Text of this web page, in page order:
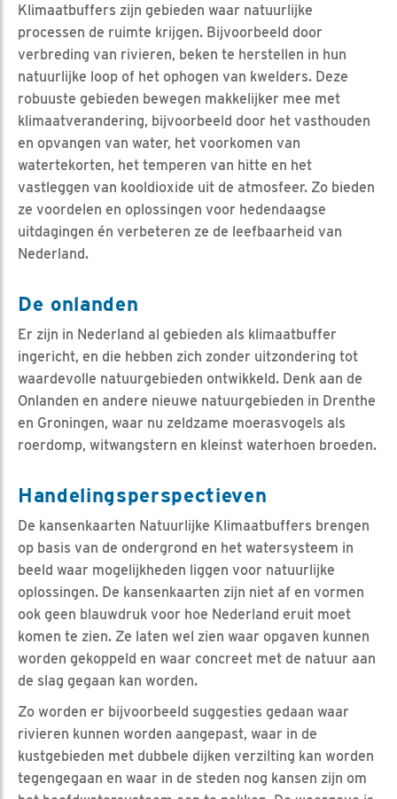
Klimaatbuffers zijn gebieden waar natuurlijke
processen de ruimte krijgen. Bijvoorbeeld door
verbreding van rivieren, beken te herstellen in hun
natuurlijke loop of het ophogen van kwelders. Deze
robuuste gebieden bewegen makkelijker mee met
klimaatverandering, bijvoorbeeld door het vasthouden
en opvangen van water, het voorkomen van
watertekorten, het temperen van hitte en het
vastleggen van kooldioxide uit de atmosfeer. Zo bieden
ze voordelen en oplossingen voor hedendaagse
uitdagingen én verbeteren ze de leefbaarheid van
Nederland.
De onlanden
Er zijn in Nederland al gebieden als klimaatbuffer
ingericht, en die hebben zich zonder uitzondering tot
waardevolle natuurgebieden ontwikkeld. Denk aan de
Onlanden en andere nieuwe natuurgebieden in Drenthe
en Groningen, waar nu zeldzame moerasvogels als
roerdomp, witwangstern en kleinst waterhoen broeden.
Handelingsperspectieven
De kansenkaarten Natuurlijke Klimaatbuffers brengen
op basis van de ondergrond en het watersysteem in
beeld waar mogelijkheden liggen voor natuurlijke
oplossingen. De kansenkaarten zijn niet af en vormen
ook geen blauwdruk voor hoe Nederland eruit moet
komen te zien. Ze laten wel zien waar opgaven kunnen
worden gekoppeld en waar concreet met de natuur aan
de slag gegaan kan worden.
Zo worden er bijvoorbeeld suggesties gedaan waar
rivieren kunnen worden aangepast, waar in de
kustgebieden met dubbele dijken verzilting kan worden
tegengegaan en waar in de steden nog kansen zijn om